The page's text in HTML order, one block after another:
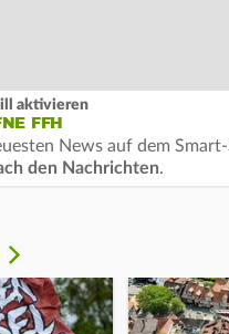
aktivieren
FFH
News auf dem Smart-
den Nachrichten.